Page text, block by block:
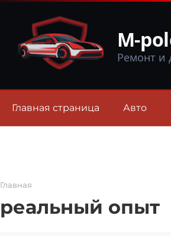
M-
Ремонт и
Главная страница Авто
Главная
реальный опыт